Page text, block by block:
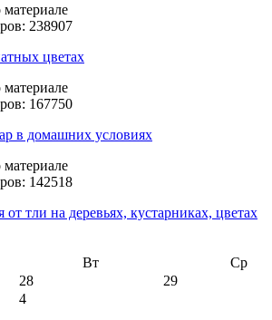
238907
цветах
167750
в домашних условиях
142518
от тли на деревьях, кустарниках, цветах
Вт
Ср
28 29
4